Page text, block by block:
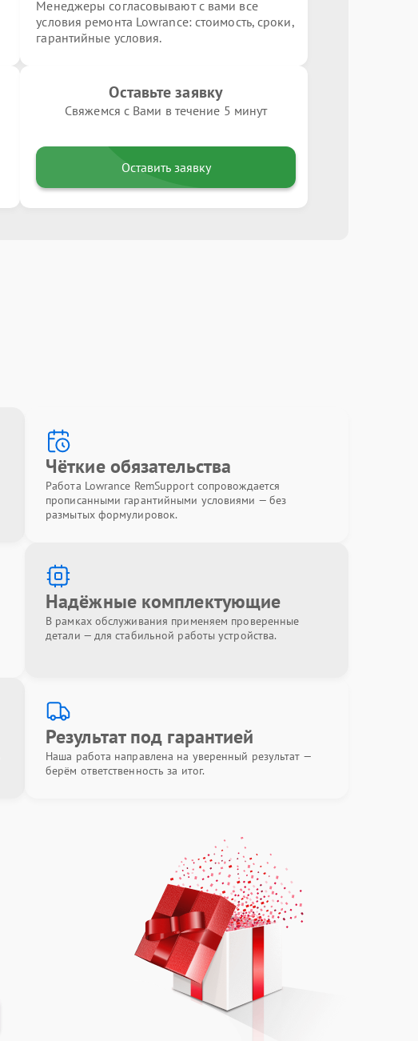
Менеджеры согласовывают с вами все
условия ремонта Lowrance: стоимость, сроки,
гарантийные условия.
Оставьте заявку
Свяжемся с Вами в течение 5 минут
Оставить заявку
Чёткие обязательства
Работа Lowrance RemSupport сопровождается
прописанными гарантийными условиями — без
размытых формулировок.
Надёжные комплектующие
В рамках обслуживания применяем проверенные
детали — для стабильной работы устройства.
Результат под гарантией
Наша работа направлена на уверенный результат —
берём ответственность за итог.